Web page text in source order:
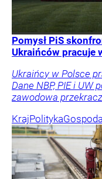
Pomysł PiS
Ukraińców pracuje
Ukraińcy w Polsce
Dane NBP, PIE i UW
zawodowa
KrajPolityka